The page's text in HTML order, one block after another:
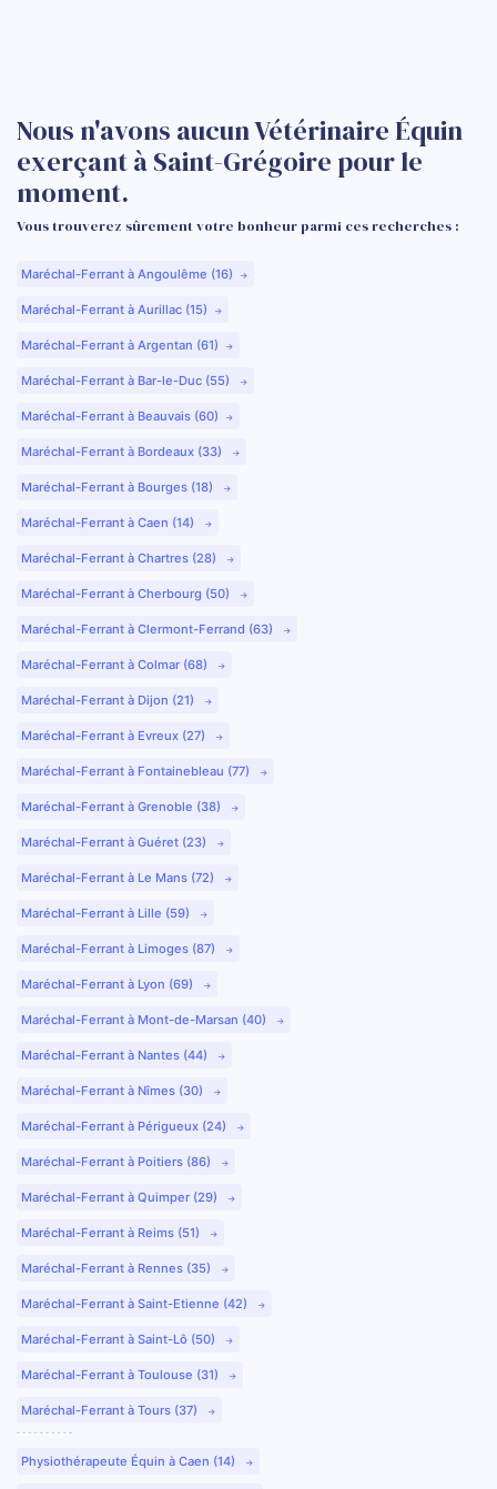
Nous n'avons aucun Vétérinaire Équin
exerçant à Saint-Grégoire pour le
moment.
Vous trouverez sûrement votre bonheur parmi ces recherches :
Maréchal-Ferrant à Angoulême (16)
Maréchal-Ferrant à Aurillac (15)
Maréchal-Ferrant à Argentan (61)
Maréchal-Ferrant à Bar-le-Duc (55)
Maréchal-Ferrant à Beauvais (60)
Maréchal-Ferrant à Bordeaux (33)
Maréchal-Ferrant à Bourges (18)
Maréchal-Ferrant à Caen (14)
Maréchal-Ferrant à Chartres (28)
Maréchal-Ferrant à Cherbourg (50)
Maréchal-Ferrant à Clermont-Ferrand (63)
Maréchal-Ferrant à Colmar (68)
Maréchal-Ferrant à Dijon (21)
Maréchal-Ferrant à Evreux (27)
Maréchal-Ferrant à Fontainebleau (77)
Maréchal-Ferrant à Grenoble (38)
Maréchal-Ferrant à Guéret (23)
Maréchal-Ferrant à Le Mans (72)
Maréchal-Ferrant à Lille (59)
Maréchal-Ferrant à Limoges (87)
Maréchal-Ferrant à Lyon (69)
Maréchal-Ferrant à Mont-de-Marsan (40)
Maréchal-Ferrant à Nantes (44)
Maréchal-Ferrant à Nîmes (30)
Maréchal-Ferrant à Périgueux (24)
Maréchal-Ferrant à Poitiers (86)
Maréchal-Ferrant à Quimper (29)
Maréchal-Ferrant à Reims (51)
Maréchal-Ferrant à Rennes (35)
Maréchal-Ferrant à Saint-Etienne (42)
Maréchal-Ferrant à Saint-Lô (50)
Maréchal-Ferrant à Toulouse (31)
Maréchal-Ferrant à Tours (37)
Physiothérapeute Équin à Caen (14)